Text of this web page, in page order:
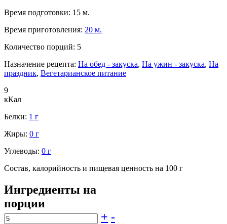
Время подготовки: 15 м.
Время приготовления: 20 м.
Количество порций: 5
Назначение рецепта: На обед - закуска, На ужин - закуска, На
праздник, Вегетарианское питание
9
кКал
Белки: 1 г
Жиры: 0 г
Углеводы: 0 г
Состав, калорийность и пищевая ценность на 100 г
Ингредиенты на
порции
+ -